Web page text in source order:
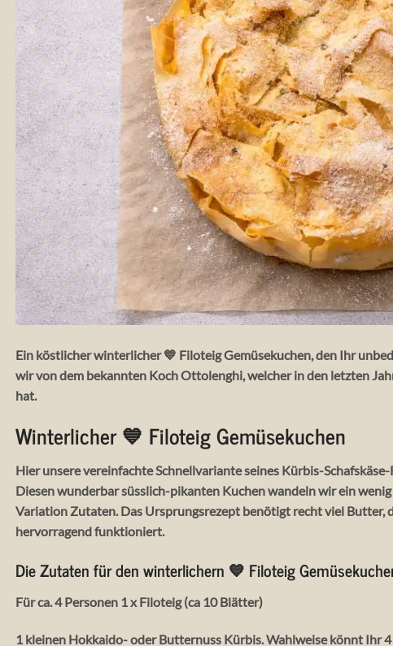
Ein köstlicher winterlicher 💙 Filoteig Gemüsekuchen, den Ihr
wir von dem bekannten Koch Ottolenghi, welcher in den letzten
hat.
Winterlicher 💙 Filoteig Gemüsekuchen
Hier unsere vereinfachte Schnellvariante seines Kürbis-
Diesen wunderbar süsslich-pikanten Kuchen wandeln wir ein
Variation Zutaten. Das Ursprungsrezept benötigt recht viel Butter,
hervorragend funktioniert.
Die Zutaten für den winterlichern 💙 Filoteig
Für ca. 4 Personen 1 x Filoteig (ca 10 Blätter)
1 kleinen Hokkaido- oder Butternuss Kürbis. Wahlweise könnt Ihr